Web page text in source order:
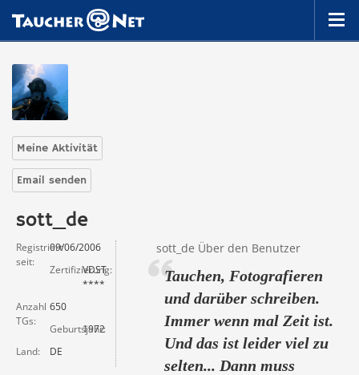
Meine Aktivität
Email senden
sott_de
sott_de Über den Benutzer
Tauchen, Fotografieren
und darüber schreiben.
Immer wenn mal Zeit ist.
Und das ist leider viel zu
selten... Dann muss
Registriert
seit
09/06/2006
Zertifizierung
VDST
****
Anzahl
TGs
650
Geburtsjahr
1972
Land
DE